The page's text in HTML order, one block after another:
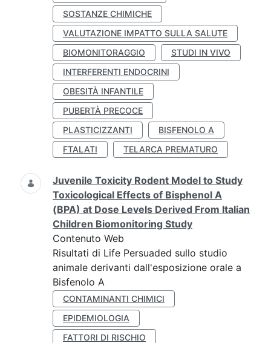
SOSTANZE CHIMICHE
VALUTAZIONE IMPATTO SULLA SALUTE
BIOMONITORAGGIO
STUDI IN VIVO
INTERFERENTI ENDOCRINI
OBESITÀ INFANTILE
PUBERTÀ PRECOCE
PLASTICIZZANTI
BISFENOLO A
FTALATI
TELARCA PREMATURO
Juvenile Toxicity Rodent Model to Study
Toxicological Effects of Bisphenol A
(BPA) at Dose Levels Derived From Italian
Children Biomonitoring Study
Contenuto Web
Risultati di Life Persuaded sullo studio
animale derivanti dall'esposizione orale a
Bisfenolo A
CONTAMINANTI CHIMICI
EPIDEMIOLOGIA
FATTORI DI RISCHIO